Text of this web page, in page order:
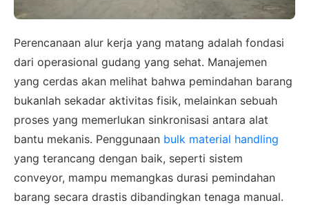
Perencanaan alur kerja yang matang adalah fondasi
dari operasional gudang yang sehat. Manajemen
yang cerdas akan melihat bahwa pemindahan barang
bukanlah sekadar aktivitas fisik, melainkan sebuah
proses yang memerlukan sinkronisasi antara alat
bantu mekanis. Penggunaan bulk material handling
yang terancang dengan baik, seperti sistem
conveyor, mampu memangkas durasi pemindahan
barang secara drastis dibandingkan tenaga manual.